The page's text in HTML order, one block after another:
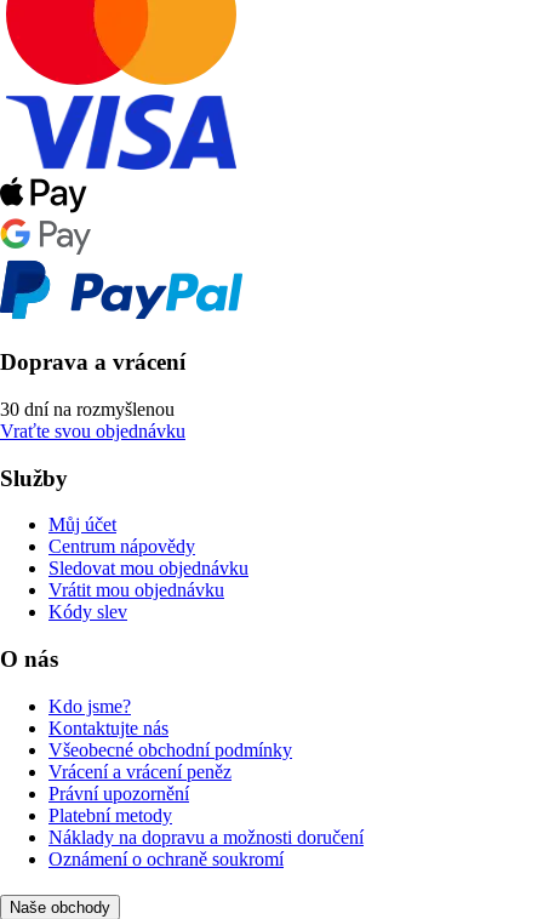
Doprava a vrácení
30 dní na rozmyšlenou
Vraťte svou objednávku
Služby
Můj účet
Centrum nápovědy
Sledovat mou objednávku
Vrátit mou objednávku
Kódy slev
O nás
Kdo jsme?
Kontaktujte nás
Všeobecné obchodní podmínky
Vrácení a vrácení peněz
Právní upozornění
Platební metody
Náklady na dopravu a možnosti doručení
Oznámení o ochraně soukromí
Naše obchody